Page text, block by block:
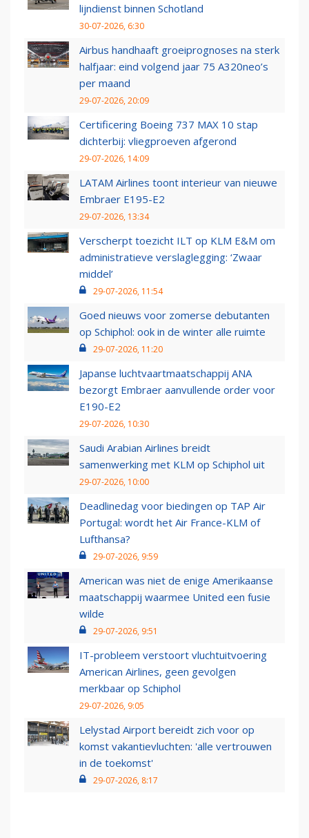
lijndienst binnen Schotland
30-07-2026, 6:30
Airbus handhaaft groeiprognoses na sterk
halfjaar: eind volgend jaar 75 A320neo’s
per maand
29-07-2026, 20:09
Certificering Boeing 737 MAX 10 stap
dichterbij: vliegproeven afgerond
29-07-2026, 14:09
LATAM Airlines toont interieur van nieuwe
Embraer E195-E2
29-07-2026, 13:34
Verscherpt toezicht ILT op KLM E&M om
administratieve verslaglegging: ‘Zwaar
middel’
29-07-2026, 11:54
Goed nieuws voor zomerse debutanten
op Schiphol: ook in de winter alle ruimte
29-07-2026, 11:20
Japanse luchtvaartmaatschappij ANA
bezorgt Embraer aanvullende order voor
E190-E2
29-07-2026, 10:30
Saudi Arabian Airlines breidt
samenwerking met KLM op Schiphol uit
29-07-2026, 10:00
Deadlinedag voor biedingen op TAP Air
Portugal: wordt het Air France-KLM of
Lufthansa?
29-07-2026, 9:59
American was niet de enige Amerikaanse
maatschappij waarmee United een fusie
wilde
29-07-2026, 9:51
IT-probleem verstoort vluchtuitvoering
American Airlines, geen gevolgen
merkbaar op Schiphol
29-07-2026, 9:05
Lelystad Airport bereidt zich voor op
komst vakantievluchten: 'alle vertrouwen
in de toekomst'
29-07-2026, 8:17